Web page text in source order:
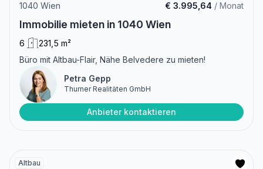
1040 Wien € 3.995,64 / Monat
Immobilie mieten in 1040 Wien
6
231,5 m²
Büro mit Altbau-Flair, Nähe Belvedere zu mieten!
Petra Gepp
Thurner Realitäten GmbH
Anbieter kontaktieren
Altbau